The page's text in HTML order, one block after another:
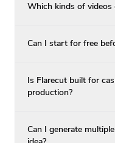
Which kinds of
Can I start for free
Is Flarecut built for
production?
Can I generate